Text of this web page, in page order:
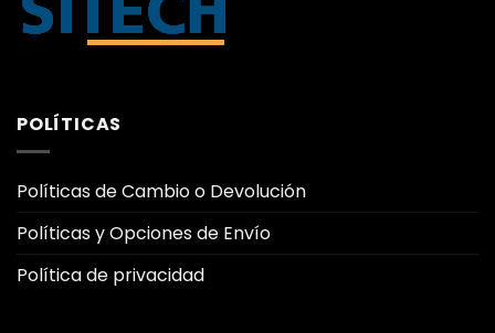
POLÍTICAS
Políticas de Cambio o Devolución
Políticas y Opciones de Envío
Política de privacidad